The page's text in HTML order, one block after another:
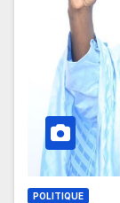
POLITIQUE